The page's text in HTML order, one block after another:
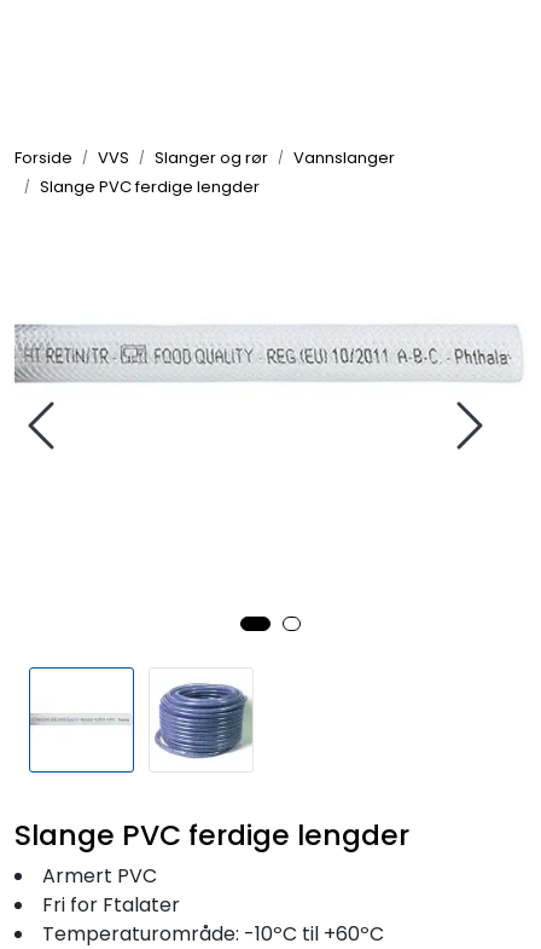
Forside VVS Slanger og rør
Vannslanger
Slange PVC ferdige lengder
Slange PVC ferdige lengder
Armert PVC
Fri for Ftalater
Temperaturområde: -10ºC til +60ºC
Elektrisk
Komfort
Båtpleie/Opplag
Seil
Outlet
Kampanje